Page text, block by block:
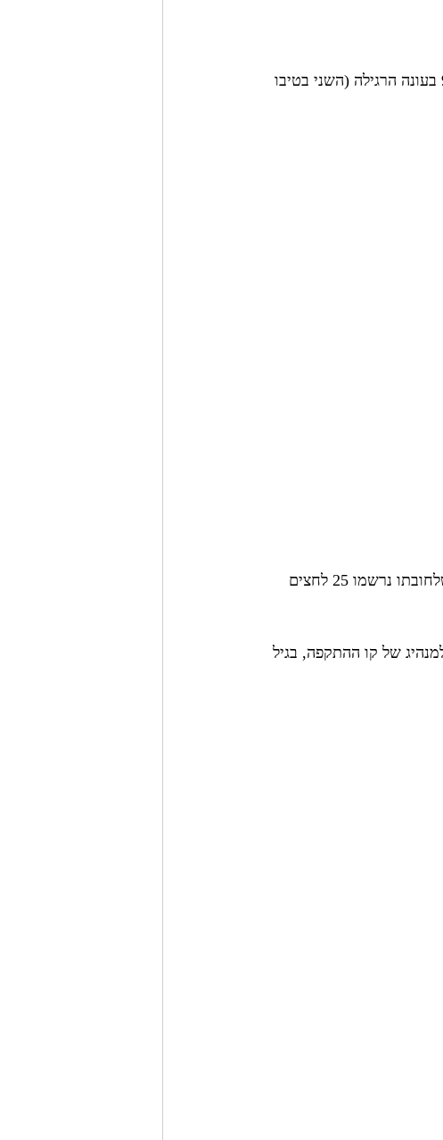
ב-2023 סוול היה יעיל ברמה היסטורית בחסימה לריצה, עם ציון PFF של 95.1 בעונה הרגילה (השני בטיבו
בחסימה למסירה הוא היה פחות אפקטיבי (ציון 79.2 - ה-16 בטיבו בליגה), כשלחובתו נרשמו 25 לחצים
של קו ההתקפה, בגיל